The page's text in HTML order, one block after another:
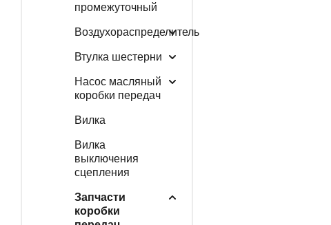
промежуточный
Воздухораспределитель
Втулка шестерни
Насос масляный
коробки передач
Вилка
Вилка
выключения
сцепления
Запчасти
коробки